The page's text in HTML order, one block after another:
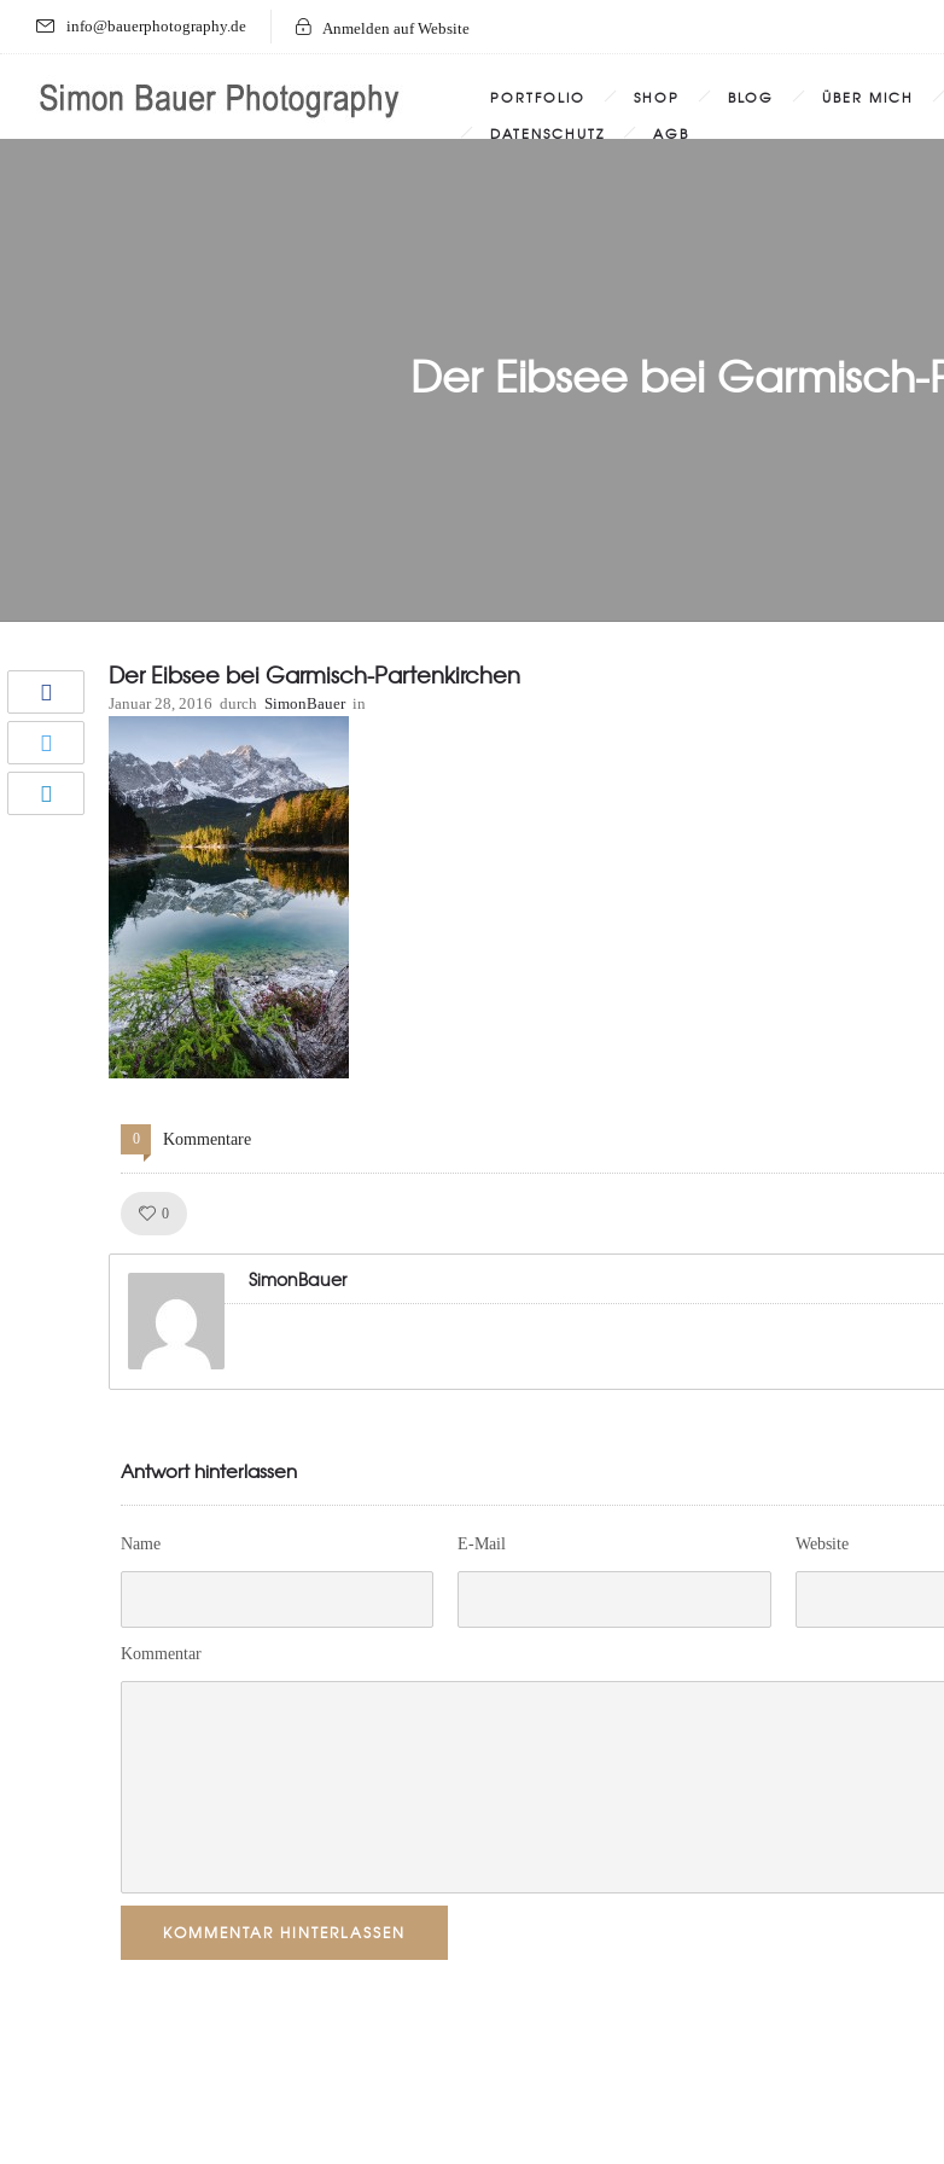
info@bauerphotography.de Anmelden auf Website
PORTFOLIO SHOP BLOG ÜBER MICH
DATENSCHUTZ
AGB
Der Eibsee bei
Der Eibsee bei Garmisch-Partenkirchen
Januar 28, 2016 durch SimonBauer in
0 Kommentare
0
SimonBauer
Antwort hinterlassen
Name E-Mail Website
Kommentar
KOMMENTAR HINTERLASSEN